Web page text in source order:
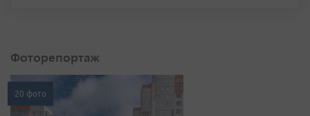
Фоторепортаж
20 фото